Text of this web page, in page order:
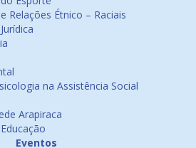
Relações Étnico – Raciais
na Assistência Social
Arapiraca
Eventos